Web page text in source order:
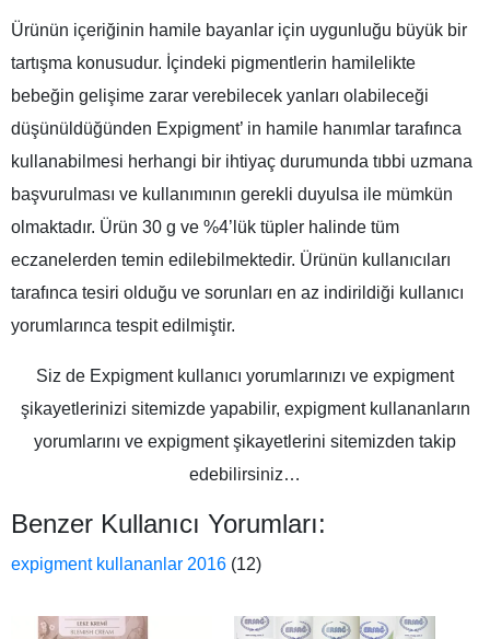
Ürünün içeriğinin hamile bayanlar için uygunluğu büyük bir
tartışma konusudur. İçindeki pigmentlerin hamilelikte
bebeğin gelişime zarar verebilecek yanları olabileceği
düşünüldüğünden Expigment’ in hamile hanımlar tarafınca
kullanabilmesi herhangi bir ihtiyaç durumunda tıbbi uzmana
başvurulması ve kullanımının gerekli duyulsa ile mümkün
olmaktadır. Ürün 30 g ve %4’lük tüpler halinde tüm
eczanelerden temin edilebilmektedir. Ürünün kullanıcıları
tarafınca tesiri olduğu ve sorunları en az indirildiği kullanıcı
yorumlarınca tespit edilmiştir.
Siz de Expigment kullanıcı yorumlarınızı ve expigment
şikayetlerinizi sitemizde yapabilir, expigment kullananların
yorumlarını ve expigment şikayetlerini sitemizden takip
edebilirsiniz…
Benzer Kullanıcı Yorumları:
expigment kullananlar 2016 (12)